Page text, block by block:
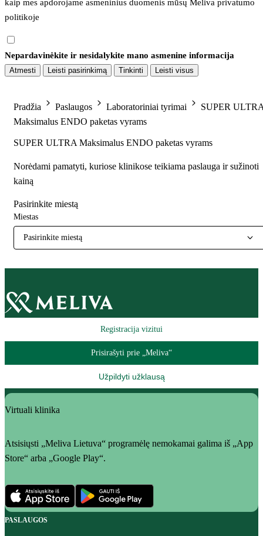
kaip mes apdorojame asmeninius duomenis mūsų Meliva privatumo
politikoje
Nepardavinėkite ir nesidalykite mano asmenine informacija
Atmesti Leisti pasirinkimą Tinkinti Leisti visus
Pradžia Paslaugos Laboratoriniai tyrimai
SUPER
Maksimalus ENDO paketas vyrams
SUPER ULTRA Maksimalus ENDO paketas vyrams
Norėdami pamatyti, kuriose klinikose teikiama paslauga ir sužinoti
kainą
Pasirinkite miestą
Miestas
Pasirinkite miestą
Registracija vizitui
Prisirašyti prie „Meliva“
Užpildyti užklausą
Virtuali klinika
Atsisiųsti „Meliva Lietuva“ programėlę nemokamai galima iš „App
Store“ arba „Google Play“.
PASLAUGOS